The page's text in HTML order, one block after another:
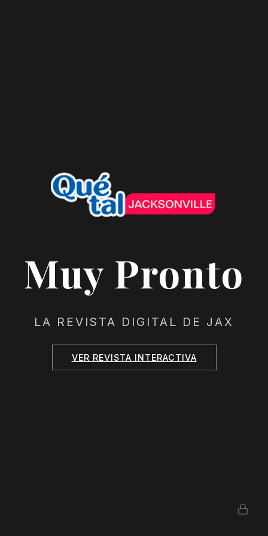
Muy Pronto
LA REVISTA DIGITAL DE JAX
VER REVISTA INTERACTIVA